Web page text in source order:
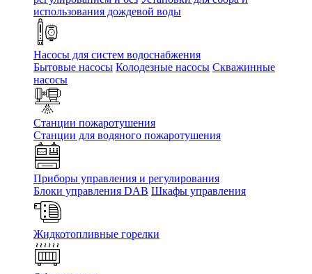
использования дождевой воды
Насосы для систем водоснабжения
Бытовые насосы Колодезные насосы Скважинные
насосы
Станции пожаротушения
Станции для водяного пожаротушения
Приборы управления и регулирования
Блоки управления DAB Шкафы управления
Жидкотопливные горелки